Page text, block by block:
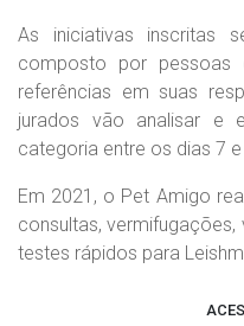
As iniciativas inscritas
composto por pessoas
referências em suas
jurados vão analisar e
categoria entre os dias 7
Em 2021, o Pet Amigo
consultas, vermifugações,
testes rápidos para